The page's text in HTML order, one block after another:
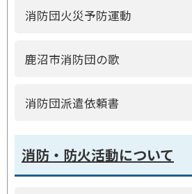
消防団火災予防運動
鹿沼市消防団の歌
消防団派遣依頼書
消防・防火活動について